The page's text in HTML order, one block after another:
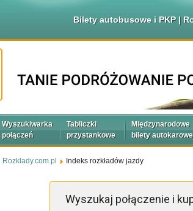
Bilety autobusowe i PKP |
Wyszukiwarka
połączeń
Tabliczki
przystankowe
Międzynarodowe
bilety autokarowe
Rozklady.com.pl Indeks rozkładów jazdy
Wyszukaj połączenie i